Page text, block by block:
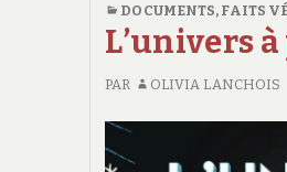
DOCUMENTS, FAITS
L’univers
PAR OLIVIA LANCHOIS